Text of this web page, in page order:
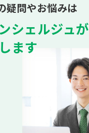
疑問やお悩みは
シェルジュが
ます